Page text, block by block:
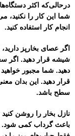
درحالی‌که اکثر
شما این کار را نکنید،
انجام کار استفاده کنید.
شیشه قرار دهید. اگر
قرار دهید. این بدان
سطح باشد.
نازل بخار را روشن
باعث گرداب کمی شود.